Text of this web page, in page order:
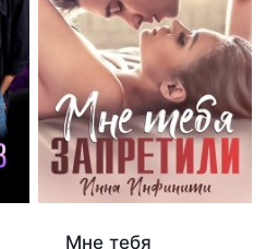
Мне тебя